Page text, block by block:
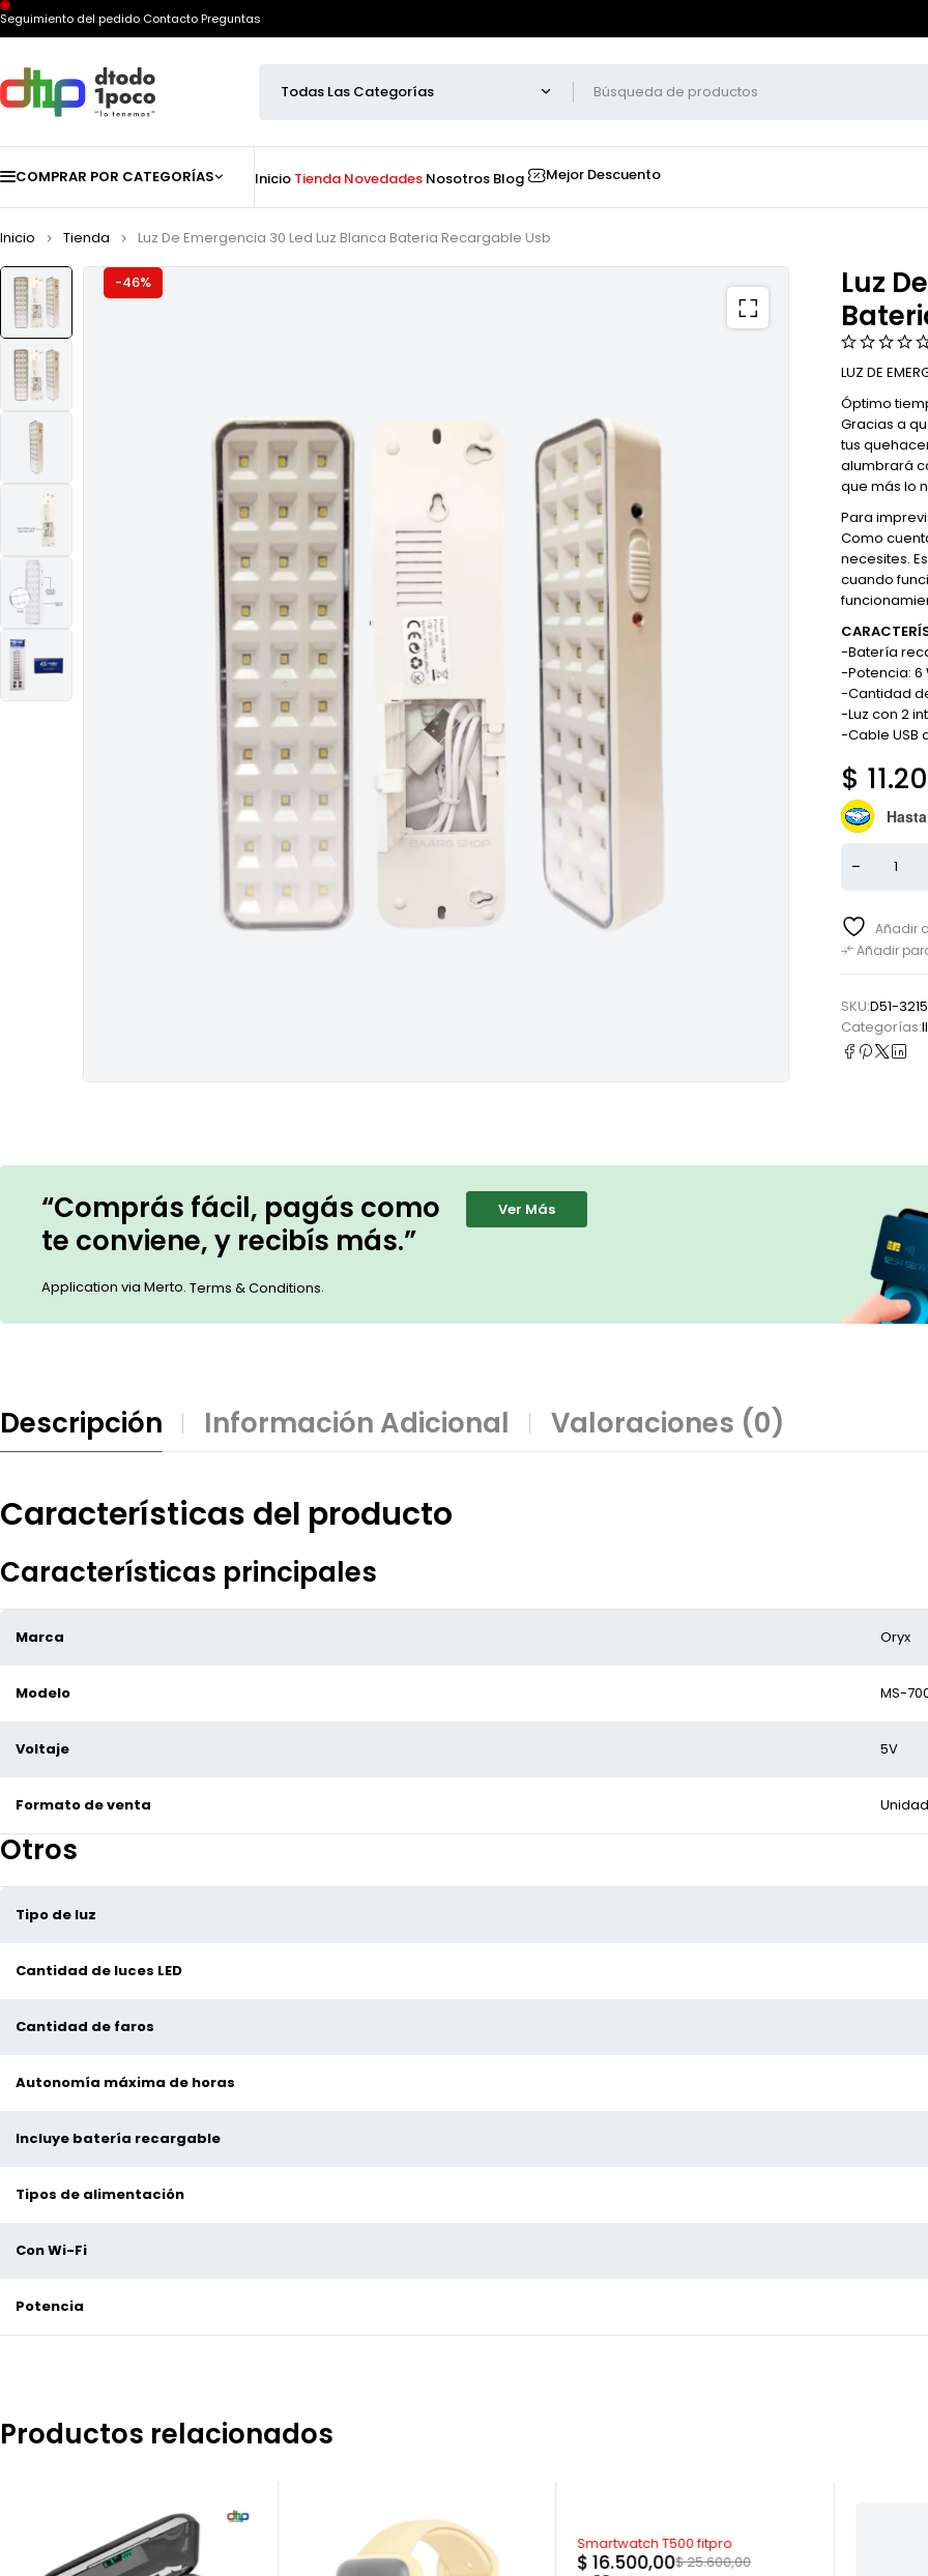
Seguimiento del pedido ContactoPreguntas
COMPRAR POR CATEGORÍAS Inicio Tienda Novedades Nosotros Blog Mejor Descuento
Inicio Tienda Luz De Emergencia 30 Led Luz Blanca Bateria Recargable Usb
-46%
Luz
LUZ DE
Óptimo
Gracias a
tus
alumbrará
que más lo
Para
Como
necesites.
cuando
-Batería
-Potencia: 6
-Cantidad
-Luz con 2
-Cable USB
$
Añadir
Añadir
SKU:D51-
Categorías:
“Comprás fácil, pagás como
te conviene, y recibís más.”
Application via Merto. Terms & Conditions.
Ver Más
Descripción Información Adicional Valoraciones (0)
Características del producto
Características principales
Marca Oryx
Modelo MS-
Voltaje 5V
Formato de venta Unidad
Otros
Tipo de luz
Cantidad de luces LED
Cantidad de faros
Autonomía máxima de horas
Incluye batería recargable
Tipos de alimentación
Con Wi-Fi
Potencia
Productos relacionados
AGOTADO
Smartwatch T500 fitpro
$25.600,00
$ 16.500,00